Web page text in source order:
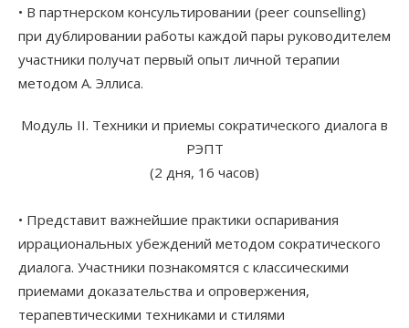
• В партнерском консультировании (peer counselling)
при дублировании работы каждой пары руководителем
участники получат первый опыт личной терапии
методом А. Эллиса.
Модуль II. Техники и приемы сократического диалога в
РЭПТ
(2 дня, 16 часов)
• Представит важнейшие практики оспаривания
иррациональных убеждений методом сократического
диалога. Участники познакомятся с классическими
приемами доказательства и опровержения,
терапевтическими техниками и стилями